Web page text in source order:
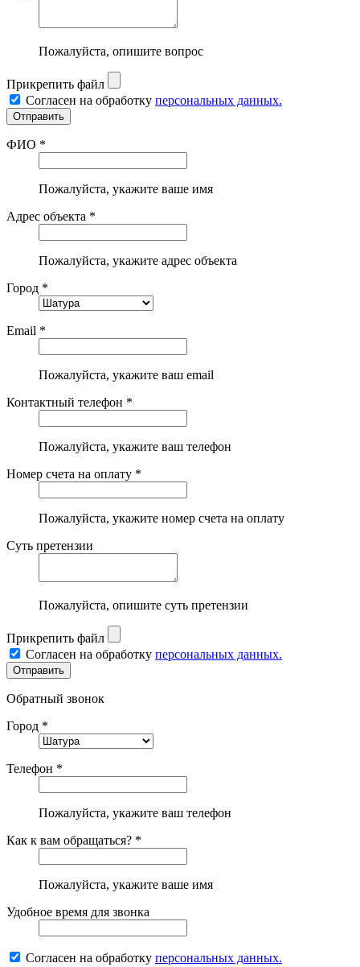
Пожалуйста, опишите вопрос
Прикрепить файл
Согласен на обработку персональных данных.
ФИО *
Пожалуйста, укажите ваше имя
Адрес объекта *
Пожалуйста, укажите адрес объекта
Город *
Email *
Пожалуйста, укажите ваш email
Контактный телефон *
Пожалуйста, укажите ваш телефон
Номер счета на оплату *
Пожалуйста, укажите номер счета на оплату
Суть претензии
Пожалуйста, опишите суть претензии
Прикрепить файл
Согласен на обработку персональных данных.
Обратный звонок
Город *
Телефон *
Пожалуйста, укажите ваш телефон
Как к вам обращаться? *
Пожалуйста, укажите ваше имя
Удобное время для звонка
Согласен на обработку персональных данных.